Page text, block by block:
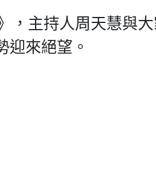
，主持人周天慧與
迎來絕望。